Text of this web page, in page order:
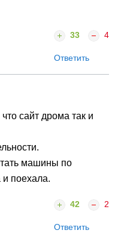
33 4
Ответить
сайт дрома так и
машины по
и поехала.
42 2
Ответить